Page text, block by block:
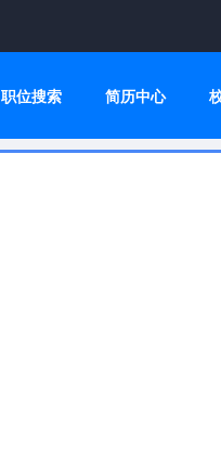
职位搜索 简历中心